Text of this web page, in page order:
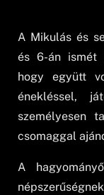
A Mikulás és
és 6-án ismét
hogy együtt
énekléssel,
személyesen
csomaggal
A